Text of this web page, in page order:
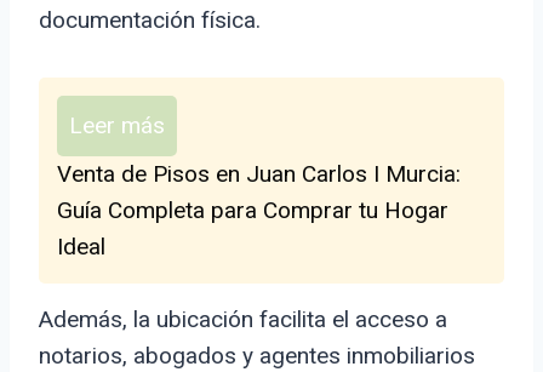
documentación física.
Leer más
Venta de Pisos en Juan Carlos I Murcia:
Guía Completa para Comprar tu Hogar
Ideal
Además, la ubicación facilita el acceso a
notarios, abogados y agentes inmobiliarios